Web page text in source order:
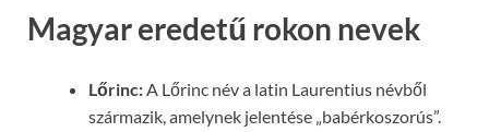
Magyar eredetű rokon nevek
Lőrinc:A Lőrinc név a latin Laurentius névből
származik, amelynek jelentése „babérkoszorús”.